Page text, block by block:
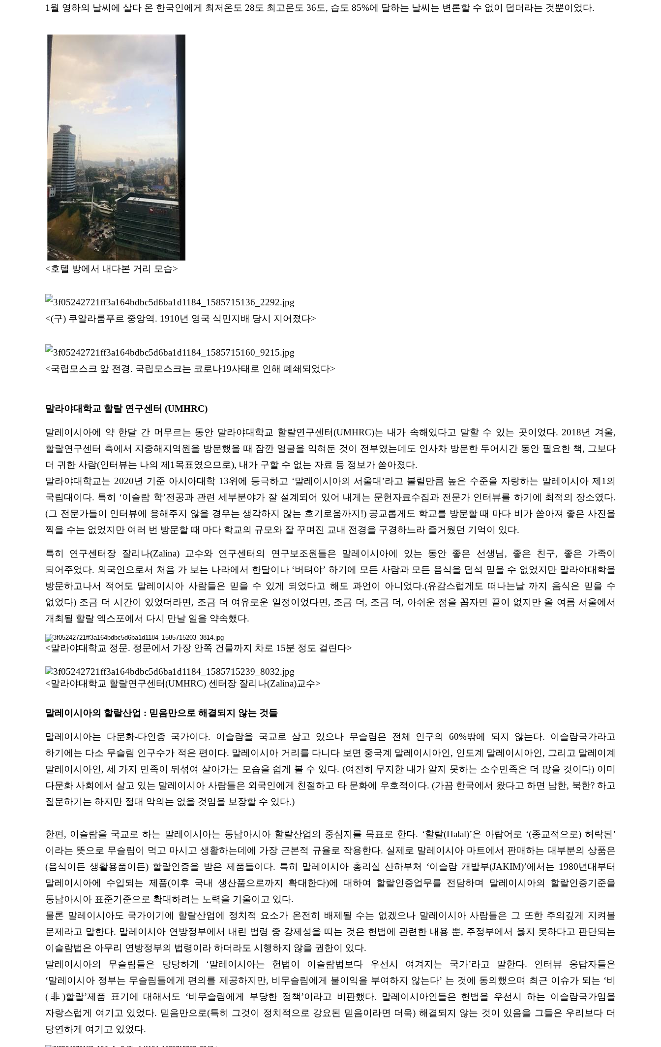
1월 영하의 날씨에 살다 온 한국인에게 최저온도 28도 최고온도 36도, 습도 85%에 달하는 날씨는 변론할 수 없이 덥더라는 것뿐이었다.
<호텔 방에서 내다본 거리 모습>
<(구) 쿠알라룸푸르 중앙역. 1910년 영국 식민지배 당시 지어졌다>
<국립모스크 앞 전경. 국립모스크는 코로나19사태로 인해 폐쇄되었다>
말라야대학교 할랄 연구센터 (UMHRC)
말레이시아에 약 한달 간 머무르는 동안 말라야대학교 할랄연구센터(UMHRC)는 내가 속해있다고 말할 수 있는 곳이었다. 2018년 겨울,
할랄연구센터 측에서 지중해지역원을 방문했을 때 잠깐 얼굴을 익혀둔 것이 전부였는데도 인사차 방문한 두어시간 동안 필요한 책, 그보다
더 귀한 사람(인터뷰는 나의 제1목표였으므로), 내가 구할 수 없는 자료 등 정보가 쏟아졌다.
말라야대학교는 2020년 기준 아시아대학 13위에 등극하고 ‘말레이시아의 서울대’라고 불릴만큼 높은 수준을 자랑하는 말레이시아 제1의
국립대이다. 특히 ‘이슬람 학’전공과 관련 세부분야가 잘 설계되어 있어 내게는 문헌자료수집과 전문가 인터뷰를 하기에 최적의 장소였다.
(그 전문가들이 인터뷰에 응해주지 않을 경우는 생각하지 않는 호기로움까지!) 공교롭게도 학교를 방문할 때 마다 비가 쏟아져 좋은 사진을
찍을 수는 없었지만 여러 번 방문할 때 마다 학교의 규모와 잘 꾸며진 교내 전경을 구경하느라 즐거웠던 기억이 있다.
특히 연구센터장 잘리나(Zalina) 교수와 연구센터의 연구보조원들은 말레이시아에 있는 동안 좋은 선생님, 좋은 친구, 좋은 가족이
되어주었다. 외국인으로서 처음 가 보는 나라에서 한달이나 ‘버텨야’ 하기에 모든 사람과 모든 음식을 덥석 믿을 수 없었지만 말라야대학을
방문하고나서 적어도 말레이시아 사람들은 믿을 수 있게 되었다고 해도 과언이 아니었다.(유감스럽게도 떠나는날 까지 음식은 믿을 수
없었다) 조금 더 시간이 있었더라면, 조금 더 여유로운 일정이었다면, 조금 더, 조금 더, 아쉬운 점을 꼽자면 끝이 없지만 올 여름 서울에서
개최될 할랄 엑스포에서 다시 만날 일을 약속했다.
<말라야대학교 정문. 정문에서 가장 안쪽 건물까지 차로 15분 정도 걸린다>
<말라야대학교 할랄연구센터(UMHRC) 센터장 잘리나(Zalina)교수>
말레이시아의 할랄산업 : 믿음만으로 해결되지 않는 것들
말레이시아는 다문화-다인종 국가이다. 이슬람을 국교로 삼고 있으나 무슬림은 전체 인구의 60%밖에 되지 않는다. 이슬람국가라고
하기에는 다소 무슬림 인구수가 적은 편이다. 말레이시아 거리를 다니다 보면 중국계 말레이시아인, 인도계 말레이시아인, 그리고 말레이계
말레이시아인, 세 가지 민족이 뒤섞여 살아가는 모습을 쉽게 볼 수 있다. (여전히 무지한 내가 알지 못하는 소수민족은 더 많을 것이다) 이미
다문화 사회에서 살고 있는 말레이시아 사람들은 외국인에게 친절하고 타 문화에 우호적이다. (가끔 한국에서 왔다고 하면 남한, 북한? 하고
질문하기는 하지만 절대 악의는 없을 것임을 보장할 수 있다.)
한편, 이슬람을 국교로 하는 말레이시아는 동남아시아 할랄산업의 중심지를 목표로 한다. ‘할랄(Halal)’은 아랍어로 ‘(종교적으로) 허락된’
이라는 뜻으로 무슬림이 먹고 마시고 생활하는데에 가장 근본적 규율로 작용한다. 실제로 말레이시아 마트에서 판매하는 대부분의 상품은
(음식이든 생활용품이든) 할랄인증을 받은 제품들이다. 특히 말레이시아 총리실 산하부처 ‘이슬람 개발부(JAKIM)’에서는 1980년대부터
말레이시아에 수입되는 제품(이후 국내 생산품으로까지 확대한다)에 대하여 할랄인증업무를 전담하며 말레이시아의 할랄인증기준을
동남아시아 표준기준으로 확대하려는 노력을 기울이고 있다.
물론 말레이시아도 국가이기에 할랄산업에 정치적 요소가 온전히 배제될 수는 없겠으나 말레이시아 사람들은 그 또한 주의깊게 지켜볼
문제라고 말한다. 말레이시아 연방정부에서 내린 법령 중 강제성을 띠는 것은 헌법에 관련한 내용 뿐, 주정부에서 옳지 못하다고 판단되는
이슬람법은 아무리 연방정부의 법령이라 하더라도 시행하지 않을 권한이 있다.
말레이시아의 무슬림들은 당당하게 ‘말레이시아는 헌법이 이슬람법보다 우선시 여겨지는 국가’라고 말한다. 인터뷰 응답자들은
‘말레이시아 정부는 무슬림들에게 편의를 제공하지만, 비무슬림에게 불이익을 부여하지 않는다’ 는 것에 동의했으며 최근 이슈가 되는 ‘비
(非)할랄’제품 표기에 대해서도 ‘비무슬림에게 부당한 정책’이라고 비판했다. 말레이시아인들은 헌법을 우선시 하는 이슬람국가임을
자랑스럽게 여기고 있었다. 믿음만으로(특히 그것이 정치적으로 강요된 믿음이라면 더욱) 해결되지 않는 것이 있음을 그들은 우리보다 더
당연하게 여기고 있었다.